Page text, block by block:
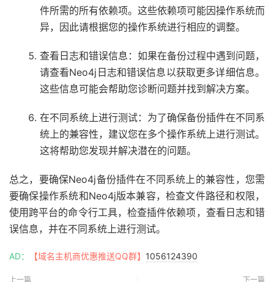
件所需的所有依赖项。这些依赖项可能因操作系统而
异，因此请根据您的操作系统进行相应的调整。
查看日志和错误信息：如果在备份过程中遇到问题，
请查看Neo4j日志和错误信息以获取更多详细信息。
这些信息可能会帮助您诊断问题并找到解决方案。
在不同系统上进行测试：为了确保备份插件在不同系
统上的兼容性，建议您在多个操作系统上进行测试。
这将帮助您发现并解决潜在的问题。
总之，要确保Neo4j备份插件在不同系统上的兼容性，您需
要确保操作系统和Neo4j版本兼容，检查文件路径和权限，
使用跨平台的命令行工具，检查插件依赖项，查看日志和错
误信息，并在不同系统上进行测试。
AD： 【域名主机商优惠推送QQ群】 1056124390
上一篇 下一篇